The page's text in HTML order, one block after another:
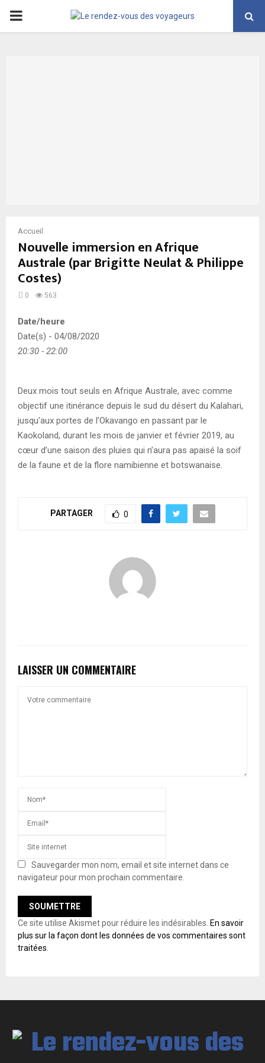
PRIMARY
Accueil
Nouvelle immersion en Afrique
Australe (par Brigitte Neulat & Philippe
Costes)
0 563
Date/heure
Date(s) - 04/08/2020
20:30 - 22:00
Deux mois tout seuls en Afrique Australe, avec comme
objectif une itinérance depuis le sud du désert du Kalahari,
jusqu’aux portes de l’Okavango en passant par le
Kaokoland, durant les mois de janvier et février 2019, au
cœur d’une saison des pluies qui n’aura pas apaisé la soif
de la faune et de la flore namibienne et botswanaise.
PARTAGER 0
LAISSER UN COMMENTAIRE
Sauvegarder mon nom, email et site internet dans ce
navigateur pour mon prochain commentaire.
Ce site utilise Akismet pour réduire les indésirables. En savoir
plus sur la façon dont les données de vos commentaires sont
traitées